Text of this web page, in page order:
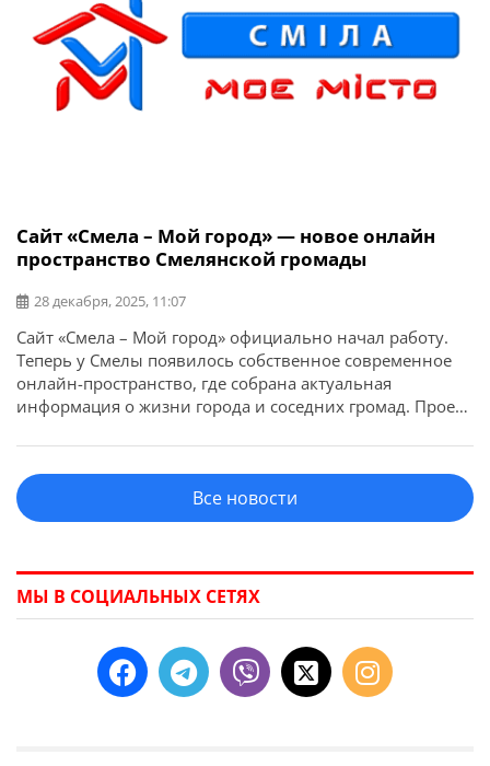
Сайт «Смела – Мой город» — новое онлайн
пространство Смелянской громады
28 декабря, 2025, 11:07
Сайт «Смела – Мой город» официально начал работу.
Теперь у Смелы появилось собственное современное
онлайн-пространство, где собрана актуальная
информация о жизни города и соседних громад. Проект
быстро и удобно узнавать события, новости и
изменения, которые происходят сегодня. Мы стремимся
сделать городскую информацию доступной, понятной,
полезной.
Все новости
МЫ В СОЦИАЛЬНЫХ СЕТЯХ